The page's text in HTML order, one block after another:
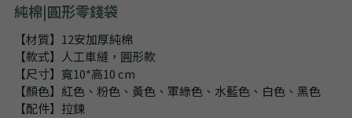
➢野餐墊
➢尼龍&牛津布袋
➢毛氈布袋
純棉|圓形零錢袋
【材質】12安加厚純棉
【款式】人工車縫，圓形款
【尺寸】寬10*高10 cm
【顏色】紅色、粉色、黃色、軍綠色、水藍色、白色、黑色
【配件】拉鍊